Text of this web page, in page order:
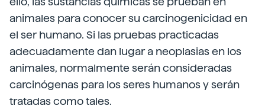
animales para conocer su carcinogenicidad en
el ser humano. Si las pruebas practicadas
adecuadamente dan lugar a neoplasias en los
animales, normalmente serán consideradas
carcinógenas para los seres humanos y serán
tratadas como tales.